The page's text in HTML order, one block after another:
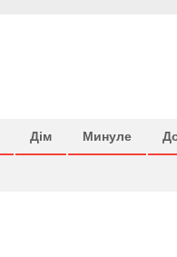
Дім Минуле